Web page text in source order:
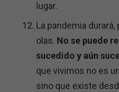
lugar.
La pandemia
olas. No se puede
sucedido y aún
que vivimos no es
sino que existe